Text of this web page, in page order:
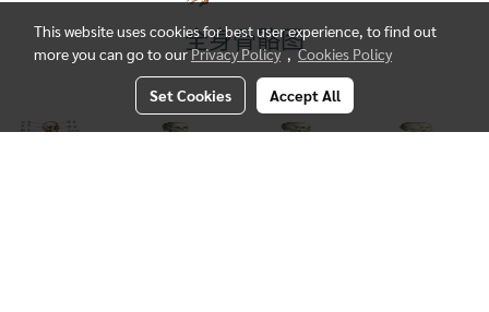
全身骨骼图
This website uses cookies for best user experience, to find out
more you can go to ourPrivacy Policy,Cookies Policy
Set Cookies Accept All